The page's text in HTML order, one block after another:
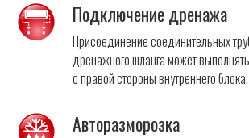
Подключение дренажа
Присоединение соединительных
дренажного шланга может
с правой стороны внутреннего блока.
Авторазморозка